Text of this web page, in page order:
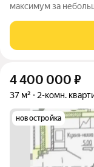
максимум за
города Центр
современную 2-
4 400 000 ₽
37 м² 2-комн.
новостройка